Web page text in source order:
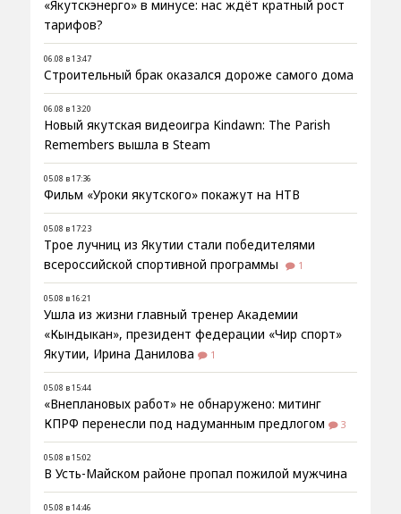
«Якутскэнерго» в минусе: нас ждёт кратный рост
тарифов?
06.08 в 13:47
Строительный брак оказался дороже самого дома
06.08 в 13:20
Новый якутская видеоигра Kindawn: The Parish
Remembers вышла в Steam
05.08 в 17:36
Фильм «Уроки якутского» покажут на НТВ
05.08 в 17:23
Трое лучниц из Якутии стали победителями
всероссийской спортивной программы
1
05.08 в 16:21
Ушла из жизни главный тренер Академии
«Кындыкан», президент федерации «Чир спорт»
Якутии, Ирина Данилова
1
05.08 в 15:44
«Внеплановых работ» не обнаружено: митинг
КПРФ перенесли под надуманным предлогом
3
05.08 в 15:02
В Усть-Майском районе пропал пожилой мужчина
05.08 в 14:46